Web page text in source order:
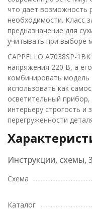
что дает возможность
необходимости. Класс
предназначение для
учитывать при выборе
CAPPELLO A7038SP-
напряжения 220 В, а
комбинировать модель
использовать как
осветительный
интерьеру строгость и
перегруженности
Инструкции, схемы,
Схема
Каталог